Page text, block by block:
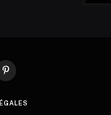
Pinterest